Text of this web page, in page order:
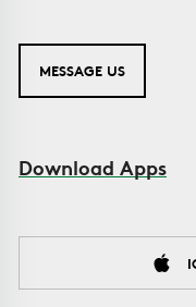
MESSAGE US
Download Apps